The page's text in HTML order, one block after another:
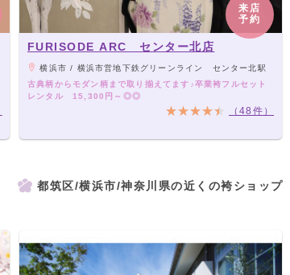
来店
予約
FURISODE ARC センター北店
横浜市 / 横浜市営地下鉄グリーンライン センター北駅
古典柄からモダン柄まで取り揃えてます♪卒業袴フルセット
レンタル 15,300円～◎◎
（48件）
都筑区/横浜市/神奈川県の近くの袴ショップ